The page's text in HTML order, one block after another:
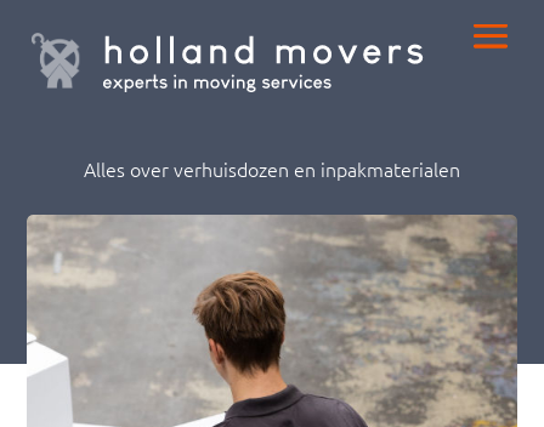
Alles over verhuisdozen en inpakmaterialen